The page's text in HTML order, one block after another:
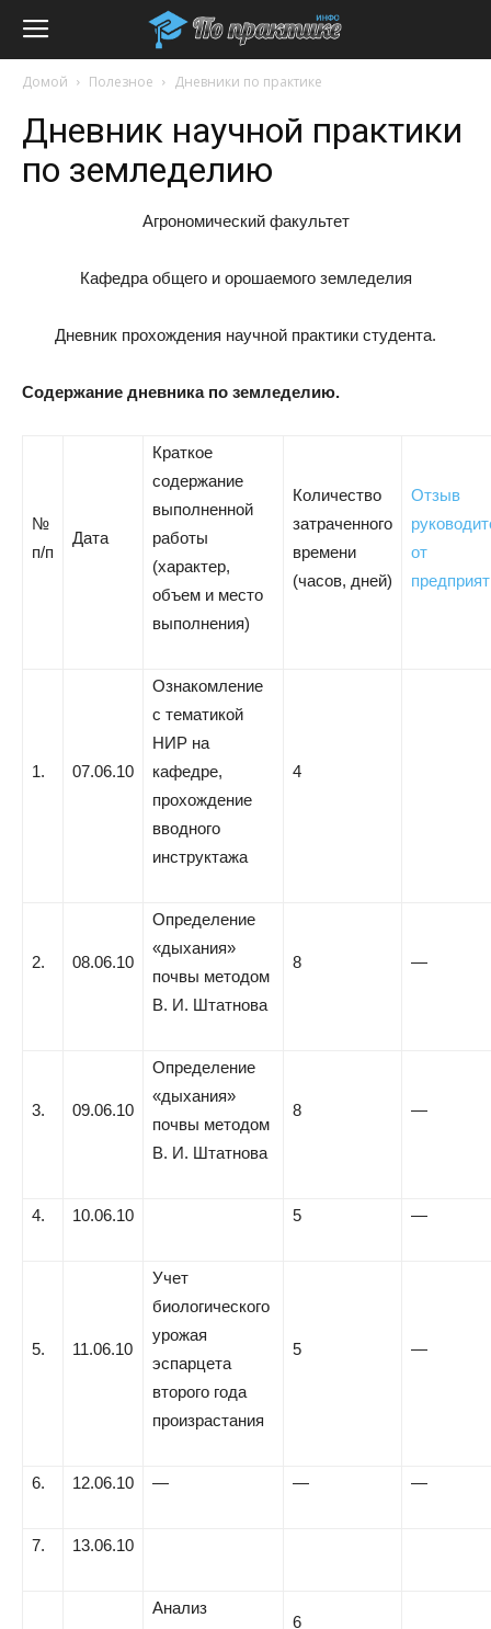
Домой Полезное Дневники по практике
Дневник научной практики
по земледелию
Агрономический факультет
Кафедра общего и орошаемого земледелия
Дневник прохождения научной практики студента.
Содержание дневника по земледелию.
№
п/п
Дата
Краткое
содержание
выполненной
работы
(характер,
объем и место
выполнения)
Количество
затраченного
времени
(часов, дней)
Отзыв
от
1. 07.06.10
Ознакомление
с тематикой
НИР на
кафедре,
прохождение
вводного
инструктажа
4
2. 08.06.10
Определение
«дыхания»
почвы методом
В. И. Штатнова
8 —
3. 09.06.10
Определение
«дыхания»
почвы методом
В. И. Штатнова
8 —
4. 10.06.10 5 —
5. 11.06.10
Учет
биологического
урожая
эспарцета
второго года
произрастания
5 —
6. 12.06.10 — — —
7. 13.06.10
Анализ
6